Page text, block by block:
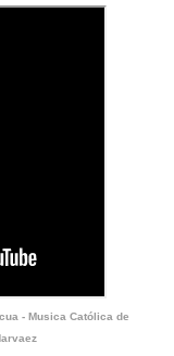
- Musica Católica de